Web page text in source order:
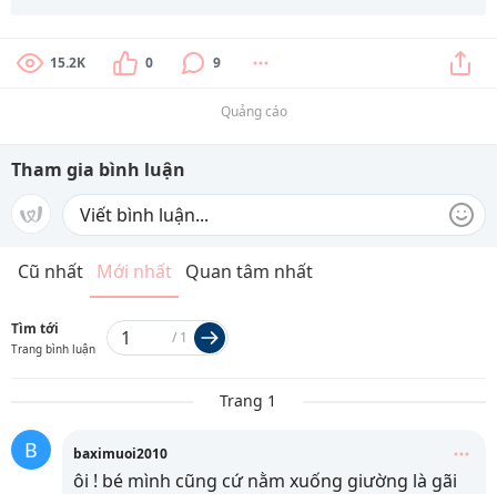
15.2K 0 9
Quảng cáo
Tham gia bình luận
Cũ nhất Mới nhất Quan tâm nhất
Tìm tới
Trang bình luận
/ 1
Trang 1
B baximuoi2010
ôi ! bé mình cũng cứ nằm xuống giường là gãi